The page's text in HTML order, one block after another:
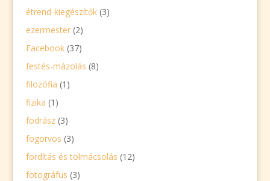
étrend-kiegészítők(3)
ezermester(2)
Facebook(37)
festés-mázolás (8)
filozófia (1)
fizika (1)
fodrász(3)
fogorvos (3)
fordítás és tolmácsolás (12)
fotográfus (3)